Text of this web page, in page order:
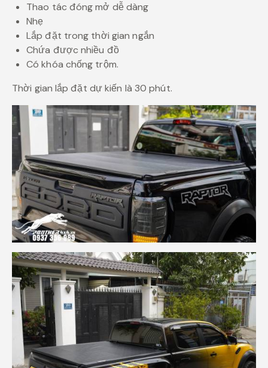
Thao tác đóng mở dễ dàng
Nhẹ
Lắp đặt trong thời gian ngắn
Chứa được nhiều đồ
Có khóa chống trộm.
Thời gian lắp đặt dự kiến là 30 phút.